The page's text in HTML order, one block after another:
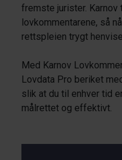
fremste jurister.
lovkommentarene, så
rettspleien trygt
Med Karnov
Lovdata Pro beriket
slik at du til enhver tid
målrettet og effektivt.